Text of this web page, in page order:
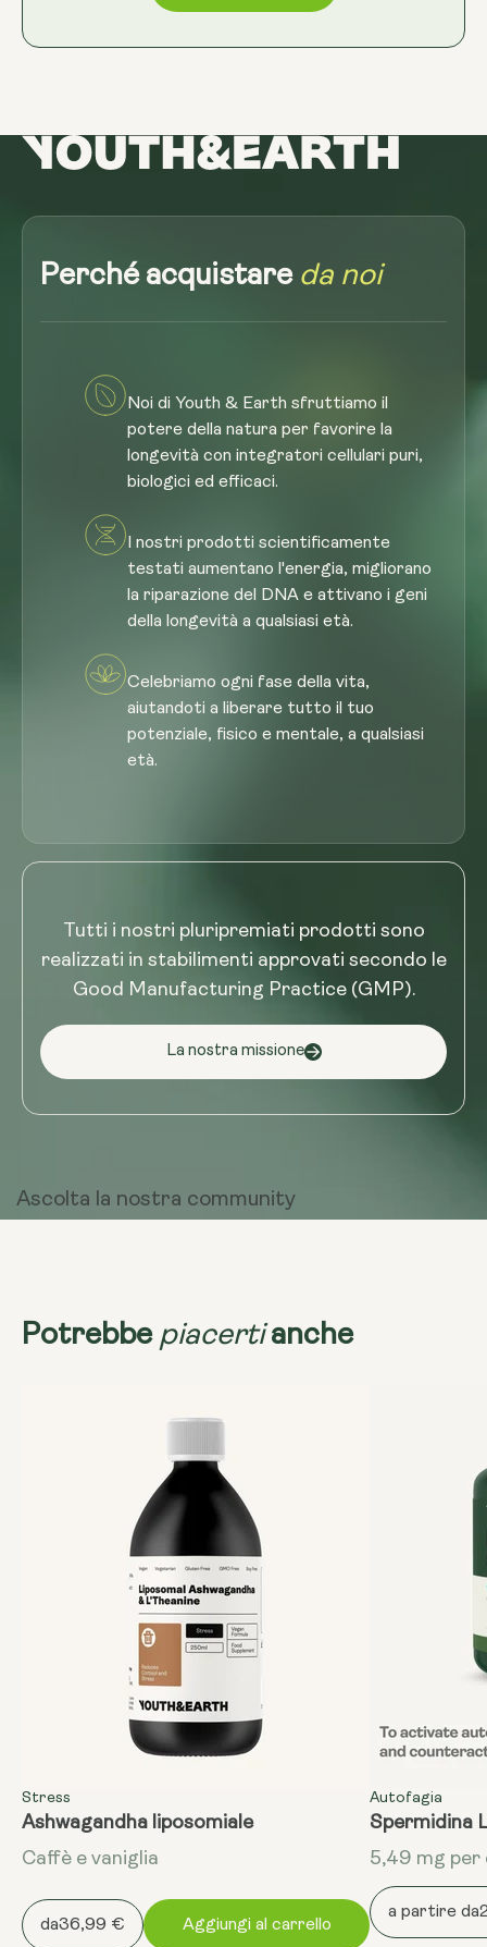
Perché acquistare da noi
Noi di Youth & Earth sfruttiamo il
potere della natura per favorire la
longevità con integratori cellulari puri,
biologici ed efficaci.
I nostri prodotti scientificamente
testati aumentano l'energia, migliorano
la riparazione del DNA e attivano i geni
della longevità a qualsiasi età.
Celebriamo ogni fase della vita,
aiutandoti a liberare tutto il tuo
potenziale, fisico e mentale, a qualsiasi
età.
Tutti i nostri pluripremiati prodotti sono
realizzati in stabilimenti approvati secondo le
Good Manufacturing Practice (GMP).
La nostra missione
Ascolta la nostra community
Potrebbe piacertianche
Stress
Ashwagandha liposomiale
Caffè e vaniglia
da36,99 € Aggiungi al carrello
Autofagia
Spermidina
5,49 mg per
a partire da